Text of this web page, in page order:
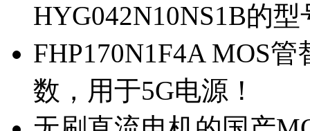
HYG042N10NS1B的
FHP170N1F4A MOS
数，用于5G电源！